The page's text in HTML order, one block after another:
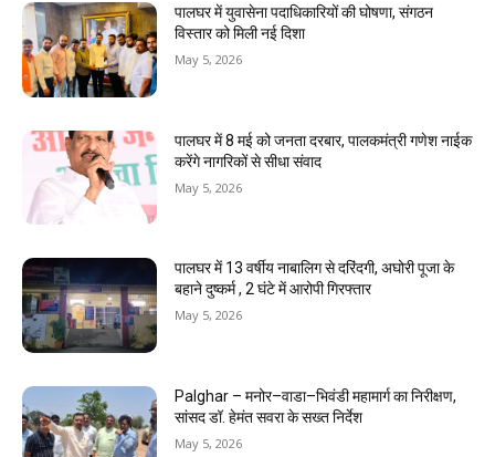
पालघर में युवासेना पदाधिकारियों की घोषणा, संगठन
विस्तार को मिली नई दिशा
May 5, 2026
पालघर में 8 मई को जनता दरबार, पालकमंत्री गणेश नाईक
करेंगे नागरिकों से सीधा संवाद
May 5, 2026
पालघर में 13 वर्षीय नाबालिग से दरिंदगी, अघोरी पूजा के
बहाने दुष्कर्म , 2 घंटे में आरोपी गिरफ्तार
May 5, 2026
Palghar – मनोर–वाडा–भिवंडी महामार्ग का निरीक्षण,
सांसद डॉ. हेमंत सवरा के सख्त निर्देश
May 5, 2026